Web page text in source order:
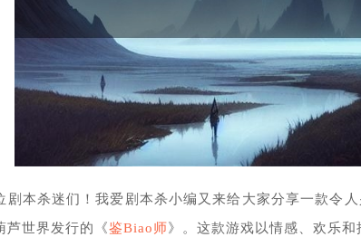
剧本杀迷们！我爱剧本杀小编又来给大家分享一款令
芦世界发行的《鉴Biao师》。这款游戏以情感、欢乐